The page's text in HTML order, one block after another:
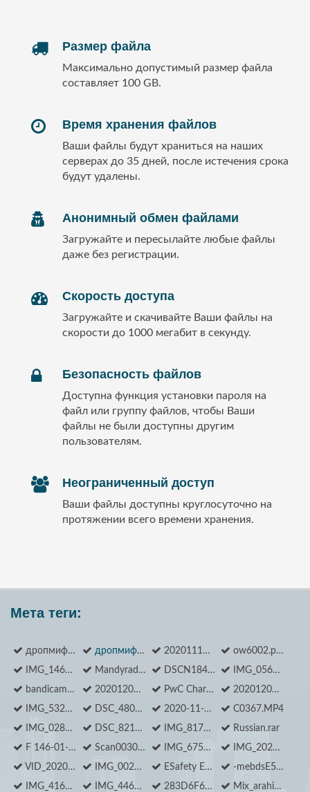
Размер файла
Максимально допустимый размер файла
составляет 100 GB.
Время хранения файлов
Ваши файлы будут храниться на наших
серверах до 35 дней, после истечения срока
будут удалены.
Анонимный обмен файлами
Загружайте и пересылайте любые файлы
даже без регистрации.
Скорость доступа
Загружайте и скачивайте Ваши файлы на
скорости до 1000 мегабит в секунду.
Безопасность файлов
Доступна функция установки пароля на
файл или группу файлов, чтобы Ваши
файлы не были доступны другим
пользователям.
Неограниченный доступ
Ваши файлы доступны круглосуточно на
протяжении всего времени хранения.
Мета теги:
дропмифилес дропмифилес 20201118173242_1.jpg
ow6002.pdf
IMG_1468.JPG
Mandyradzhy Ilona_ Outer Space 3.jpg DSCN1840.JPG
IMG_0569.JPG
bandicam 2020-11-30 17-58-09-619.jpg
20201204_122226.jpg PwC Charity_DSC09506.jpg
20201207_154901.jpg
IMG_5324.MOV
DSC_4800.JPG 2020-11-12 18.18.42 IMG_0955.MOV
C0367.MP4
IMG_0285.MOV
DSC_8214.JPG IMG_8171.jpg
Russian.rar
F 146-01-2405 0573.jpg
Scan0030.pdf IMG_6750.MOV
IMG_20201104_182719.jpg
VID_20201107_180713.mp4
IMG_0022.JPG ESafety Equipment.htm
-mebdsE5JpE.jpg
IMG_4160.jpg
IMG_4466.JPG 283D6F69-7BBF-4B02-B0BB-A0450F6AB1E9.jpeg Mix_arahis.png